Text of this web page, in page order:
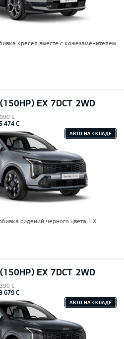
кресел вместе с кожезаменителем
EX 7DCT 2WD
€
474 €
АВТО НА СКЛАДЕ
сидений черного цвета, EX
EX 7DCT 2WD
€
679 €
АВТО НА СКЛАДЕ